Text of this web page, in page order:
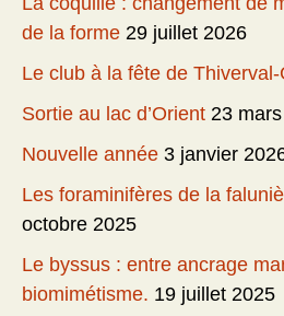
de la forme 29 juillet 2026
Le club à la fête de
Sortie au lac d’Orient 23
Nouvelle année 3 janvier
Les foraminifères de la
octobre 2025
Le byssus : entre ancrage
biomimétisme. 19 juillet 2025